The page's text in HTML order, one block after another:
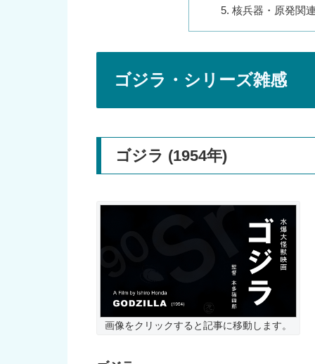
核兵器・原発関
ゴジラ・シリーズ雑感
ゴジラ (1954年)
画像をクリックすると記事に移動します。